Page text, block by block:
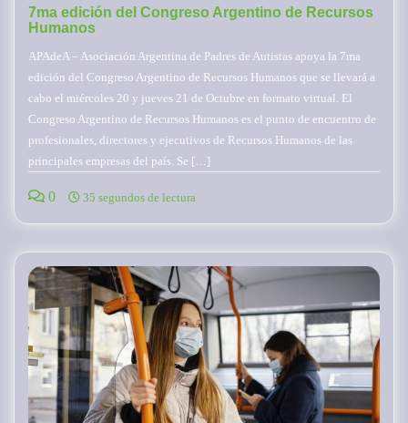
7ma edición del Congreso Argentino de Recursos
Humanos
APAdeA – Asociación Argentina de Padres de Autistas apoya la 7ma
edición del Congreso Argentino de Recursos Humanos que se llevará a
cabo el miércoles 20 y jueves 21 de Octubre en formato virtual. El
Congreso Argentino de Recursos Humanos es el punto de encuentro de
profesionales, directores y ejecutivos de Recursos Humanos de las
principales empresas del país. Se […]
0 35 segundos de lectura